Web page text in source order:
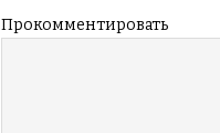
Прокомментировать